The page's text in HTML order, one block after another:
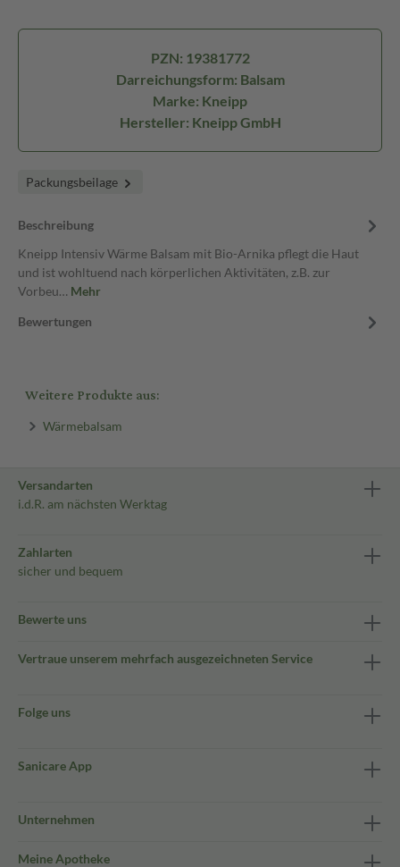
PZN: 19381772
Darreichungsform: Balsam
Marke: Kneipp
Hersteller: Kneipp GmbH
Packungsbeilage
Beschreibung
Kneipp Intensiv Wärme Balsam mit Bio-Arnika pflegt die Haut
und ist wohltuend nach körperlichen Aktivitäten, z.B. zur
Vorbeu… Mehr
Bewertungen
Weitere Produkte aus:
Wärmebalsam
Versandarten
i.d.R. am nächsten Werktag
Zahlarten
sicher und bequem
Bewerte uns
Vertraue unserem mehrfach ausgezeichneten Service
Folge uns
Sanicare App
Unternehmen
Meine Apotheke